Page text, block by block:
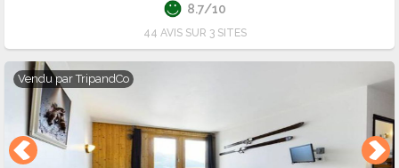
8.7/10
44 AVIS SUR 3 SITES
Vendu parTripandCo